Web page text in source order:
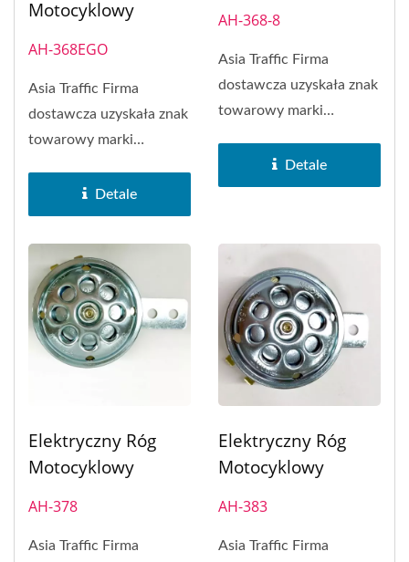
Motocyklowy
AH-368EGO
Asia Traffic Firma
dostawcza uzyskała znak
towarowy marki
SAKURA Brand...
Detale
AH-368-8
Asia Traffic Firma
dostawcza uzyskała znak
towarowy marki
SAKURA Brand...
Detale
Elektryczny Róg
Motocyklowy
AH-378
Asia Traffic Firma
Elektryczny Róg
Motocyklowy
AH-383
Asia Traffic Firma